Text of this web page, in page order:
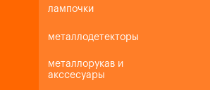
лампочки
металлодетекторы
металлорукав и
акссесуары